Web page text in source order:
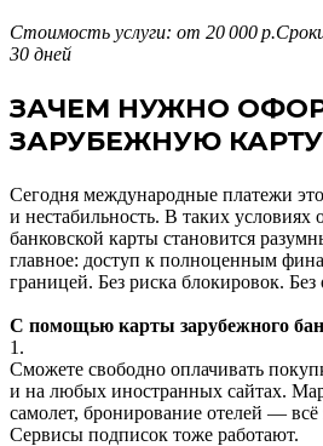
Стоимость услуги: от 20 000
30 дней
ЗАЧЕМ НУЖНО
ЗАРУБЕЖНУЮ КАРТУ
Сегодня международные платежи
и нестабильность. В таких
банковской карты становится
главное: доступ к полноценным
границей. Без риска блокировок.
С помощью карты зарубежного
1.
Сможете свободно оплачивать
и на любых иностранных сайтах.
самолет, бронирование отелей — всё
Сервисы подписок тоже работают.